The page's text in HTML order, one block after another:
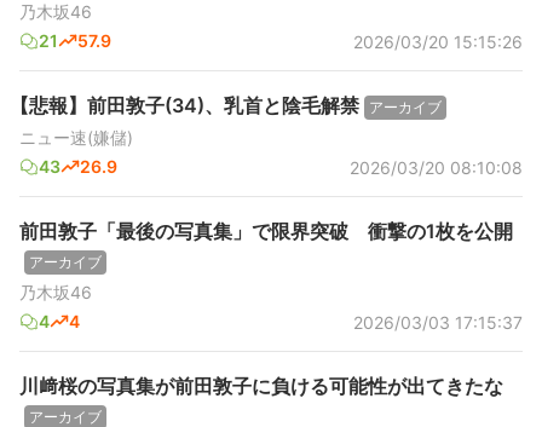
乃木坂46
21
57.9 2026/03/20 15:15:26
【悲報】前田敦子(34)、乳首と陰毛解禁 アーカイブ
ニュー速(嫌儲)
43
26.9 2026/03/20 08:10:08
前田敦子「最後の写真集」で限界突破 衝撃の1枚を公開
アーカイブ
乃木坂46
4
4 2026/03/03 17:15:37
川﨑桜の写真集が前田敦子に負ける可能性が出てきたな
アーカイブ